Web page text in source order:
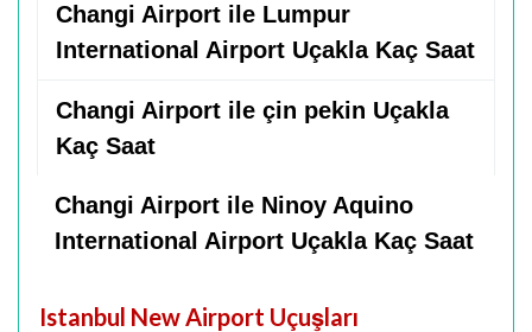
Changi Airport ile Lumpur
International Airport Uçakla Kaç Saat
Changi Airport ile çin pekin Uçakla
Kaç Saat
Changi Airport ile Ninoy Aquino
International Airport Uçakla Kaç Saat
Istanbul New Airport Uçuşları